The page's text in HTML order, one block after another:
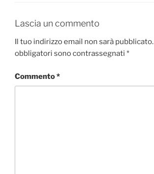
Lascia un commento
Il tuo indirizzo email non sarà pubblicato.
obbligatori sono contrassegnati *
Commento*